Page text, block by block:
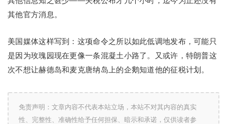
其他官方消息。
美国媒体这样写到：这项命令之所以如此低调地发布，可能只
是因为玫瑰园现在更像一条混凝土小路了。又或许，特朗普这
次不想让赫德岛和麦克唐纳岛上的企鹅知道他的征税计划。
免责声明：文章内容不代表本站立场，本站不对其内容的真实
性、完整性、准确性给予任何担保、暗示和承诺，仅供读者参